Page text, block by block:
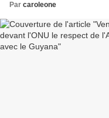
Par caroleone